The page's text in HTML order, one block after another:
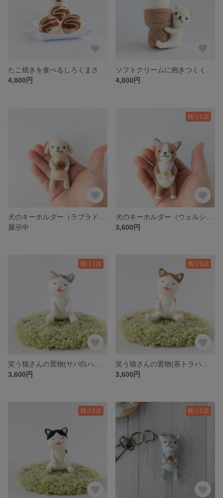
4,800円
4,800円
展示中
残り1点
3,600円
残り1点
3,600円
残り1点
3,600円
残り1点 残り1点